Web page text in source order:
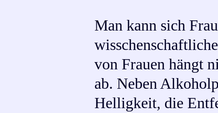
Man kann sich
von Frauen hängt
ab. Neben
Helligkeit, die